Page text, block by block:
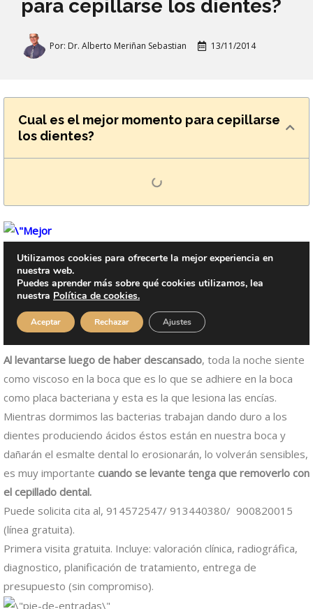
para cepillarse los dientes?
Por: Dr. Alberto Meriñan Sebastian 13/11/2014
Cual es el mejor momento para cepillarse
los dientes?
Al levantarse luego de haber descansado, toda la noche siente
como viscoso en la boca que es lo que se adhiere en la boca
como placa bacteriana y esta es la que lesiona las encías.
Mientras dormimos las bacterias trabajan dando duro a los
dientes produciendo ácidos éstos están en nuestra boca y
dañarán el esmalte dental lo erosionarán, lo volverán sensibles,
es muy importante cuando se levante tenga que removerlo con
el cepillado dental.
Puede solicita cita al, 914572547/ 913440380/ 900820015
(línea gratuita).
Primera visita gratuita. Incluye: valoración clínica, radiográfica,
diagnostico, planificación de tratamiento, entrega de
presupuesto (sin compromiso).